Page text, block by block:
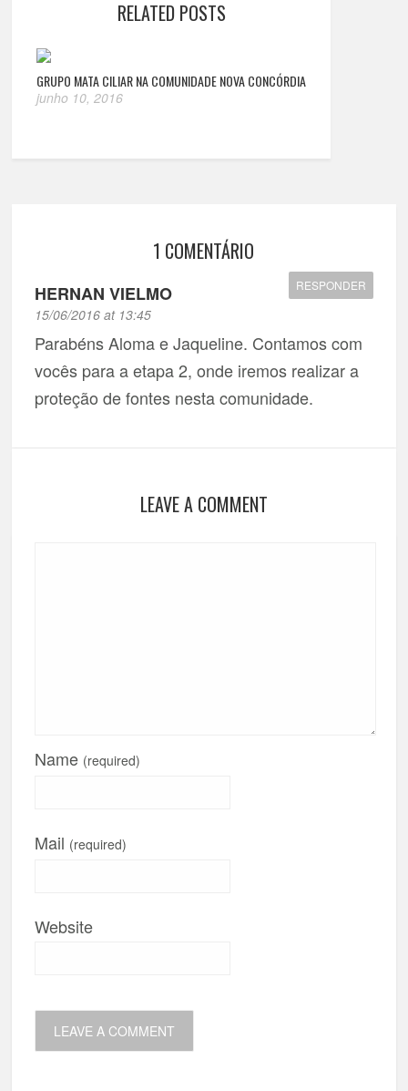
RELATED POSTS
GRUPO MATA CILIAR NA COMUNIDADE NOVA CONCÓRDIA
junho 10, 2016
1 COMENTÁRIO
HERNAN VIELMO
15/06/2016 at 13:45
RESPONDER
Parabéns Aloma e Jaqueline. Contamos com
vocês para a etapa 2, onde iremos realizar a
proteção de fontes nesta comunidade.
LEAVE A COMMENT
Name (required)
Mail (required)
Website